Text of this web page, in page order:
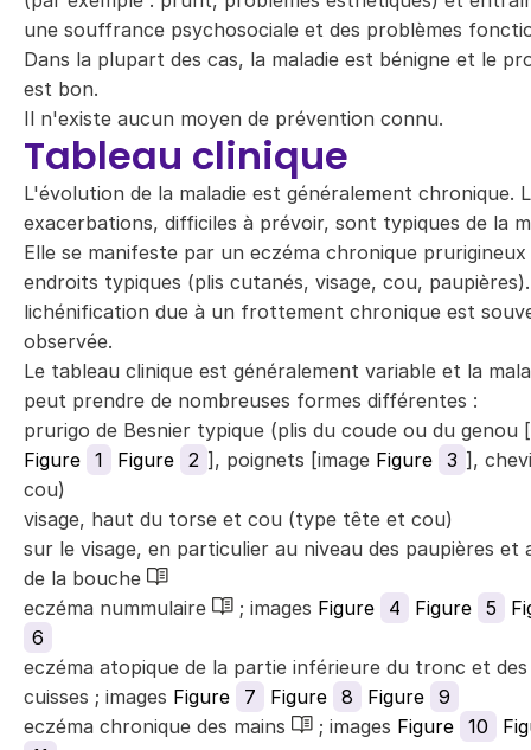
une souffrance psychosociale et des problèmes
Dans la plupart des cas, la maladie est bénigne et le
est bon.
Il n'existe aucun moyen de prévention connu.
Tableau clinique
L'évolution de la maladie est généralement chronique.
exacerbations, difficiles à prévoir, sont typiques de la
Elle se manifeste par un eczéma chronique prurigineux
endroits typiques (plis cutanés, visage, cou,
lichénification due à un frottement chronique est
observée.
Le tableau clinique est généralement variable et la
peut prendre de nombreuses formes différentes :
prurigo de Besnier typique (plis du coude ou du genou
Figure 1 Figure 2 ], poignets [image Figure 3 ],
cou)
visage, haut du torse et cou (type tête et cou)
sur le visage, en particulier au niveau des paupières et
de la bouche
eczéma nummulaire
; images Figure 4 Figure 5
6
eczéma atopique de la partie inférieure du tronc et des
cuisses ; images Figure 7 Figure 8 Figure 9
eczéma chronique des mains
; images Figure 10